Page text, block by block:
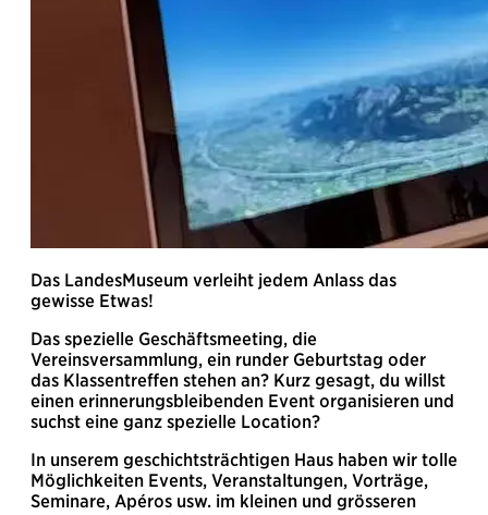
Das LandesMuseum verleiht jedem Anlass das
gewisse Etwas!
Das spezielle Geschäftsmeeting, die
Vereinsversammlung, ein runder Geburtstag oder
das Klassentreffen stehen an? Kurz gesagt, du willst
einen erinnerungsbleibenden Event organisieren und
suchst eine ganz spezielle Location?
In unserem geschichtsträchtigen Haus haben wir tolle
Möglichkeiten Events, Veranstaltungen, Vorträge,
Seminare, Apéros usw. im kleinen und grösseren